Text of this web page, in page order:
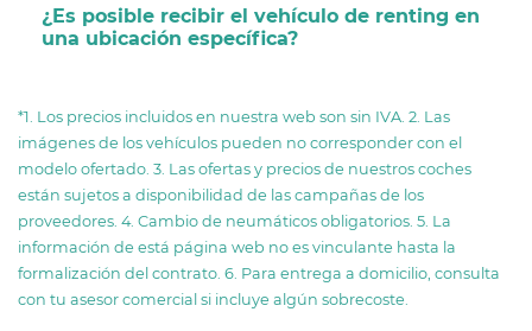
¿Es posible recibir el vehículo de renting en
una ubicación específica?
*1. Los precios incluidos en nuestra web son sin IVA. 2. Las
imágenes de los vehículos pueden no corresponder con el
modelo ofertado. 3. Las ofertas y precios de nuestros coches
están sujetos a disponibilidad de las campañas de los
proveedores. 4. Cambio de neumáticos obligatorios. 5. La
información de está página web no es vinculante hasta la
formalización del contrato. 6. Para entrega a domicilio, consulta
con tu asesor comercial si incluye algún sobrecoste.